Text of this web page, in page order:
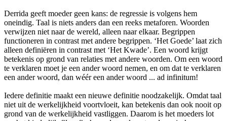
Derrida geeft moeder geen kans: de regressie is volgens hem
oneindig. Taal is niets anders dan een reeks metaforen. Woorden
verwijzen niet naar de wereld, alleen naar elkaar. Begrippen
functioneren in contrast met andere begrippen. ‘Het Goede’ laat zich
alleen definiëren in contrast met ‘Het Kwade’. Een woord krijgt
betekenis op grond van relaties met andere woorden. Om een woord
te verklaren moet je een ander woord nemen, en om dat te verklaren
een ander woord, dan wéér een ander woord ... ad infinitum!
Iedere definitie maakt een nieuwe definitie noodzakelijk. Omdat taal
niet uit de werkelijkheid voortvloeit, kan betekenis dan ook nooit op
grond van de werkelijkheid vastliggen. Daarom is het moeders lot